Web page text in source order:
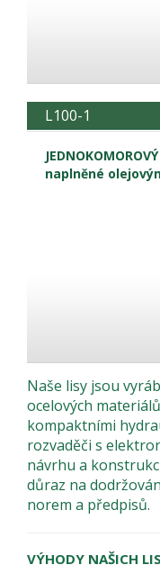
L100-1
naplněné
Naše lisy jsou
ocelových
kompaktními
rozvaděči s
návrhu a
důraz na
norem a předpisů.
VÝHODY NAŠICH